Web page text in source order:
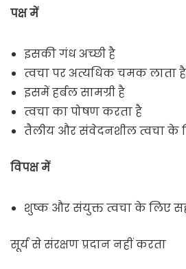
पक्ष में
इसकी गंध अच्छी है
त्वचा पर अत्यधिक चमक लाता है
इसमें हर्बल सामग्री है
त्वचा का पोषण करता है
तैलीय और संवेदनशील त्वचा के
विपक्ष में
शुष्क और संयुक्त त्वचा के लिए
सूर्य से संरक्षण प्रदान नहीं करता